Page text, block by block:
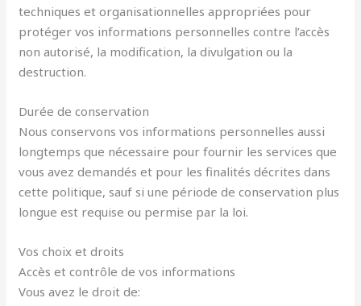
techniques et organisationnelles appropriées pour
protéger vos informations personnelles contre l’accès
non autorisé, la modification, la divulgation ou la
destruction.
Durée de conservation
Nous conservons vos informations personnelles aussi
longtemps que nécessaire pour fournir les services que
vous avez demandés et pour les finalités décrites dans
cette politique, sauf si une période de conservation plus
longue est requise ou permise par la loi.
Vos choix et droits
Accès et contrôle de vos informations
Vous avez le droit de: